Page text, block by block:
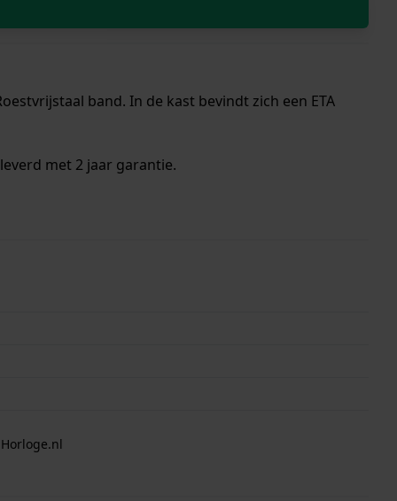
band. In de kast bevindt zich een ETA
met 2 jaar garantie.